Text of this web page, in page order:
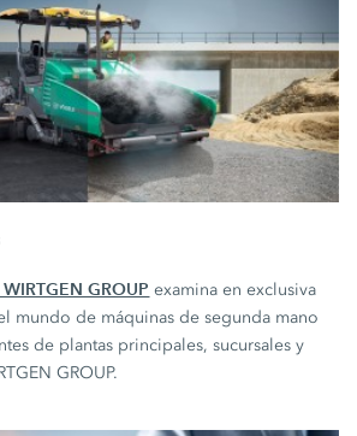
GROUP examina en exclusiva
mundo de máquinas de segunda mano
de plantas principales, sucursales y
GROUP.